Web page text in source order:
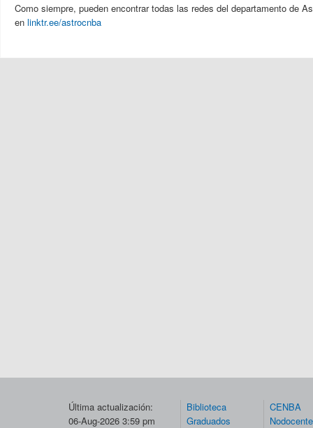
Como siempre, pueden encontrar todas las redes del departamento de
en linktr.ee/astrocnba
Última actualización:
06-Aug-2026 3:59 pm
Biblioteca
Graduados
CENBA